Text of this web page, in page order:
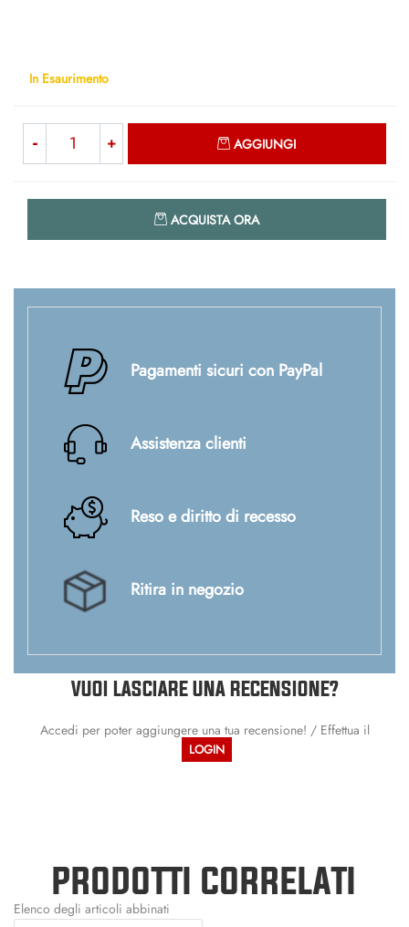
In Esaurimento
AGGIUNGI
ACQUISTA ORA
Pagamenti sicuri con PayPal
Assistenza clienti
Reso e diritto di recesso
Ritira in negozio
VUOI LASCIARE UNA RECENSIONE?
Accedi per poter aggiungere una tua recensione! / Effettua il
LOGIN
PRODOTTI CORRELATI
Elenco degli articoli abbinati